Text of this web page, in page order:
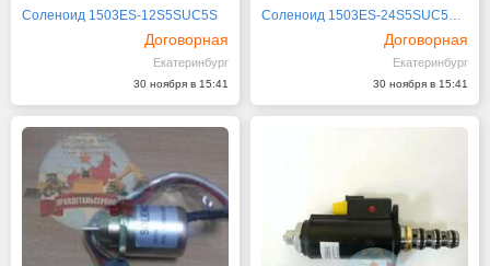
Соленоид 1503ES-12S5SUC5S
Договорная
Екатеринбург
30 ноября в 15:41
Соленоид 1503ES-24S5SUC5S 24V
Договорная
Екатеринбург
30 ноября в 15:41